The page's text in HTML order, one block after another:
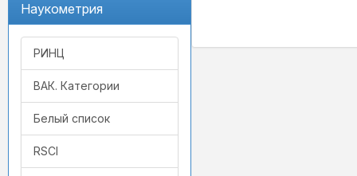
Наукометрия
РИНЦ
ВАК. Категории
Белый список
RSCI